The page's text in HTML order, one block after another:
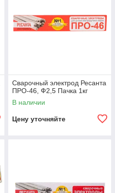
Сварочный электрод Ресанта
ПРО-46, Ф2,5 Пачка 1кг
В наличии
Цену уточняйте